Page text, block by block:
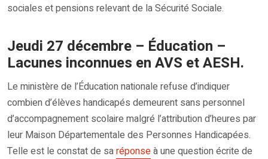
sociales et pensions relevant de la Sécurité Sociale.
Jeudi 27 décembre – Éducation –
Lacunes inconnues en AVS et AESH.
Le ministère de l’Éducation nationale refuse d’indiquer
combien d’élèves handicapés demeurent sans personnel
d’accompagnement scolaire malgré l’attribution d’heures par
leur Maison Départementale des Personnes Handicapées.
Telle est le constat de saréponseà une question écrite de